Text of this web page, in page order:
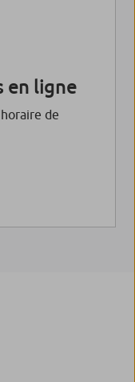
en ligne
de